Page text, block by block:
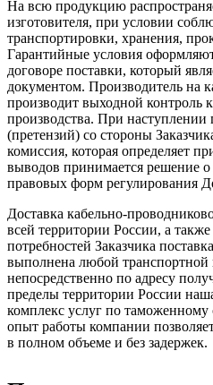
На всю продукцию
изготовителя, при условии
транспортировки, хранения,
Гарантийные условия
договоре поставки, который
документом. Производитель на
производит выходной контроль
производства. При наступлении
(претензий) со стороны
комиссия, которая определяет
выводов принимается решение
правовых форм регулирования
Доставка кабельно-
всей территории России, а
потребностей Заказчика
выполнена любой
непосредственно по адресу
пределы территории России
комплекс услуг по
опыт работы компании
в полном объеме и без задержек.